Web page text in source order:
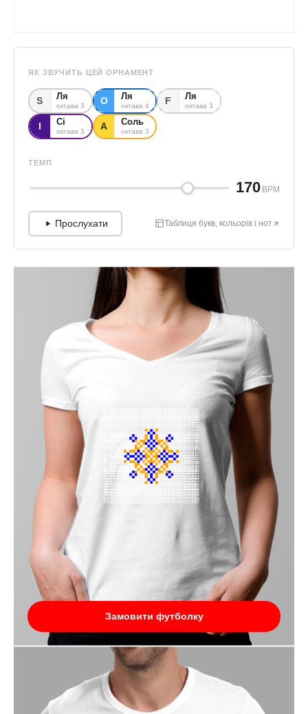
Замовити футболку
ЯК ЗВУЧИТЬ ЦЕЙ ОРНАМЕНТ
S Ля
октава 3 О Ля
октава 4 F Ля
октава 3
І Сі
октава 3 А Соль
октава 3
ТЕМП
170 BPM
Прослухати Таблиця букв, кольорів і нот